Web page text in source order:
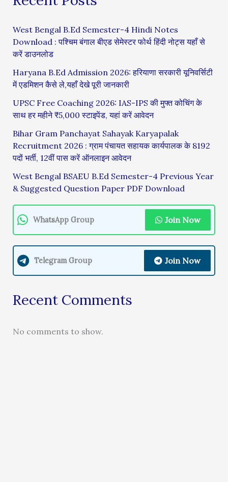
West Bengal B.Ed Semester-4 Hindi Notes
Download : पश्चिम बंगाल बीएड सेमेस्टर फोर्थ हिंदी नोट्स यहाँ से
करें डाउनलोड
Haryana B.Ed Admission 2026: हरियाणा सरकारी यूनिवर्सिटी
में एडमिशन कैसे ले,यहाँ देखे पूरी जानकारी
UPSC Free Coaching 2026: IAS-IPS की मुफ्त कोचिंग के
साथ हर महीने ₹5,000 स्टाइपेंड, यहां करें आवेदन
Bihar Gram Panchayat Sahayak Karyapalak
Recruitment 2026 : ग्राम पंचायत सहायक कार्यपालक के 8192
पदों भर्ती, 12वीं पास करें ऑनलाइन आवेदन
West Bengal BSAEU B.Ed Semester-4 Previous Year
& Suggested Question Paper PDF Download
WhatsApp Group Join Now
Telegram Group Join Now
Recent Comments
No comments to show.